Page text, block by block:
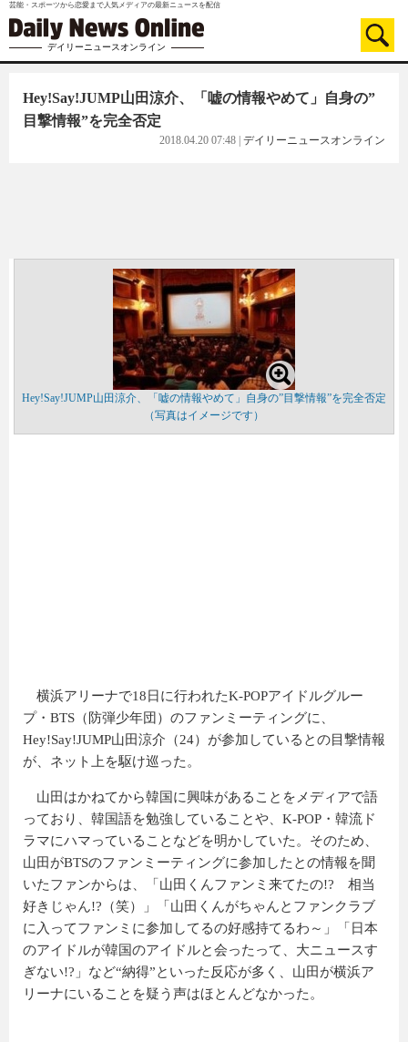
芸能・スポーツから恋愛まで人気メディアの最新ニュースを配信
デイリーニュースオンライン
Hey!Say!JUMP山田涼介、「嘘の情報やめて」自身の”
目撃情報”を完全否定
2018.04.20 07:48 デイリーニュースオンライン
Hey!Say!JUMP山田涼介、「嘘の情報やめて」自身の”目撃情報”を完全否定
（写真はイメージです）
横浜アリーナで18日に行われたK-POPアイドルグルー
プ・BTS（防弾少年団）のファンミーティングに、
Hey!Say!JUMP山田涼介（24）が参加しているとの目撃情報
が、ネット上を駆け巡った。
山田はかねてから韓国に興味があることをメディアで語
っており、韓国語を勉強していることや、K-POP・韓流ド
ラマにハマっていることなどを明かしていた。そのため、
山田がBTSのファンミーティングに参加したとの情報を聞
いたファンからは、「山田くんファンミ来てたの!? 相当
好きじゃん!?（笑）」「山田くんがちゃんとファンクラブ
に入ってファンミに参加してるの好感持てるわ～」「日本
のアイドルが韓国のアイドルと会ったって、大ニュースす
ぎない!?」など“納得”といった反応が多く、山田が横浜ア
リーナにいることを疑う声はほとんどなかった。